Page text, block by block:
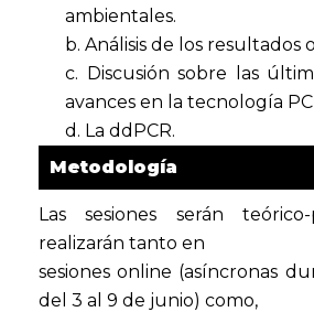
ambientales.
b. Análisis de los resultados
c. Discusión sobre las
avances en la tecnología
d. La ddPCR.
Metodología
Las sesiones serán
realizarán tanto en
sesiones online (asíncronas
del 3 al 9 de junio) como,